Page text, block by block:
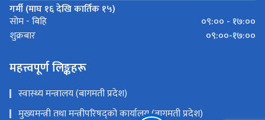
गर्मी (माघ १६ देखि कार्तिक १५)
सोम - बिहि
०९:०० - १७:००
शुक्रबार
०९:००-१७:००
महत्त्वपूर्ण लिङ्कहरू
स्वास्थ्य मन्त्रालय (बागमती प्रदेश)
मुख्यमन्त्री तथा मन्त्रीपरिषद्को कार्यालय (बागमती प्रदेश)